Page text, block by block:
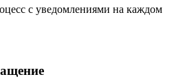
с уведомлениями на каждом